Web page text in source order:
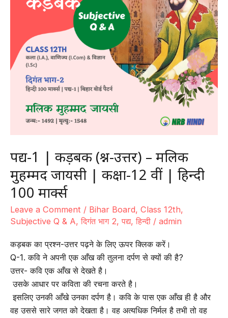
सूरदास
हिन्दी
पद्य-1 | कड़बक (प्रश्न-उत्तर) – मलिक
मुहम्मद जायसी | कक्षा-12 वीं | हिन्दी
100 मार्क्स
Leave a Comment / Bihar Board, Class 12th,
Subjective Q & A, दिगंत भाग 2, पद्य, हिन्दी / admin
कड़बक का प्रश्न-उत्तर पढ़ने के लिए ऊपर क्लिक करें।
Q-1. कवि ने अपनी एक आँख की तुलना दर्पण से क्यों की है?
उत्तर- कवि एक आँख से देखते है।
उसके आधार पर कविता की रचना करते है।
इसलिए उनकी आँखे उनका दर्पण है। कवि के पास एक आँख ही है और
वह उससे सारे जगत को देखता है। वह अत्यधिक निर्मल है तभी तो वह